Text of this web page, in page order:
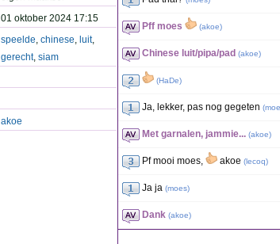
01 oktober 2024 17:15
speelde, chinese, luit,
gerecht, siam
akoe
Pff moes (akoe)
Chinese luit/pipa/pad (akoe)
(HaDe)
Ja, lekker, pas nog gegeten (
Met garnalen, jammie... (akoe)
Pf mooi moes, akoe (lecoq)
Ja ja (moes)
Dank (akoe)